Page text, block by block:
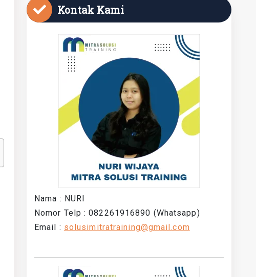
Kontak Kami
Nama : NURI
Nomor Telp : 082261916890 (Whatsapp)
Email : solusimitratraining@gmail.com